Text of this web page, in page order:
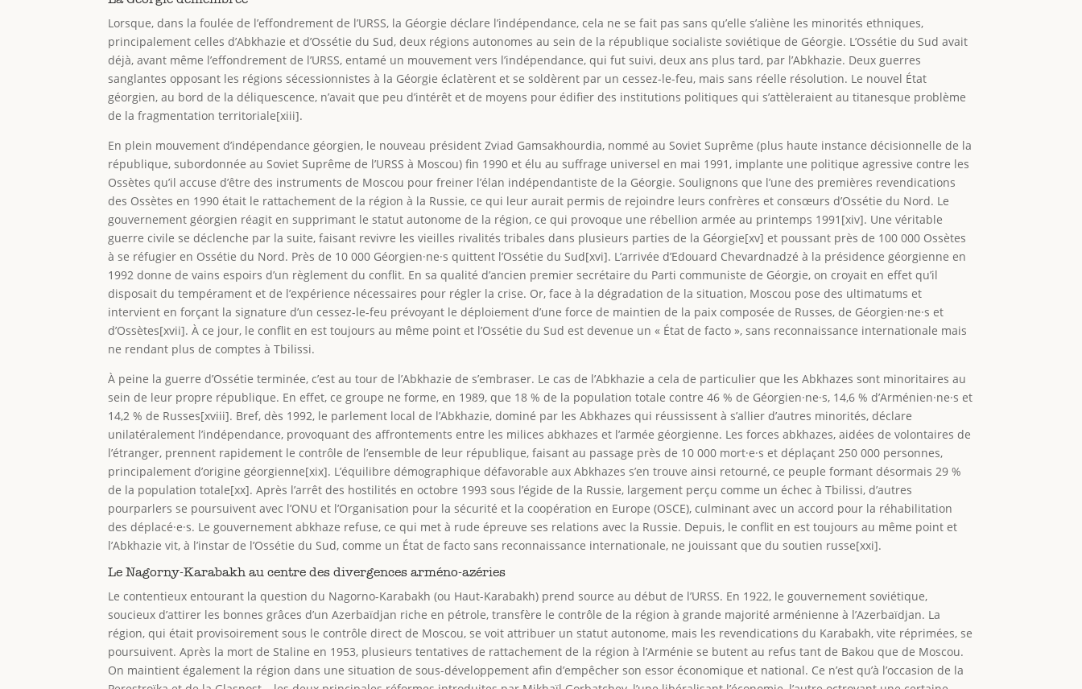
Lorsque, dans la foulée de l’effondrement de l’URSS, la Géorgie déclare l’indépendance, cela ne se fait pas sans qu’elle s’aliène les minorités ethniques,
principalement celles d’Abkhazie et d’Ossétie du Sud, deux régions autonomes au sein de la république socialiste soviétique de Géorgie. L’Ossétie du Sud avait
déjà, avant même l’effondrement de l’URSS, entamé un mouvement vers l’indépendance, qui fut suivi, deux ans plus tard, par l’Abkhazie. Deux guerres
sanglantes opposant les régions sécessionnistes à la Géorgie éclatèrent et se soldèrent par un cessez-le-feu, mais sans réelle résolution. Le nouvel État
géorgien, au bord de la déliquescence, n’avait que peu d’intérêt et de moyens pour édifier des institutions politiques qui s’attèleraient au titanesque problème
de la fragmentation territoriale[xiii].
En plein mouvement d’indépendance géorgien, le nouveau président Zviad Gamsakhourdia, nommé au Soviet Suprême (plus haute instance décisionnelle de la
république, subordonnée au Soviet Suprême de l’URSS à Moscou) fin 1990 et élu au suffrage universel en mai 1991, implante une politique agressive contre les
Ossètes qu’il accuse d’être des instruments de Moscou pour freiner l’élan indépendantiste de la Géorgie. Soulignons que l’une des premières revendications
des Ossètes en 1990 était le rattachement de la région à la Russie, ce qui leur aurait permis de rejoindre leurs confrères et consœurs d’Ossétie du Nord. Le
gouvernement géorgien réagit en supprimant le statut autonome de la région, ce qui provoque une rébellion armée au printemps 1991[xiv]. Une véritable
guerre civile se déclenche par la suite, faisant revivre les vieilles rivalités tribales dans plusieurs parties de la Géorgie[xv] et poussant près de 100 000 Ossètes
à se réfugier en Ossétie du Nord. Près de 10 000 Géorgien·ne·s quittent l’Ossétie du Sud[xvi]. L’arrivée d’Edouard Chevardnadzé à la présidence géorgienne en
1992 donne de vains espoirs d’un règlement du conflit. En sa qualité d’ancien premier secrétaire du Parti communiste de Géorgie, on croyait en effet qu’il
disposait du tempérament et de l’expérience nécessaires pour régler la crise. Or, face à la dégradation de la situation, Moscou pose des ultimatums et
intervient en forçant la signature d’un cessez-le-feu prévoyant le déploiement d’une force de maintien de la paix composée de Russes, de Géorgien·ne·s et
d’Ossètes[xvii]. À ce jour, le conflit en est toujours au même point et l’Ossétie du Sud est devenue un « État de facto », sans reconnaissance internationale mais
ne rendant plus de comptes à Tbilissi.
À peine la guerre d’Ossétie terminée, c’est au tour de l’Abkhazie de s’embraser. Le cas de l’Abkhazie a cela de particulier que les Abkhazes sont minoritaires au
sein de leur propre république. En effet, ce groupe ne forme, en 1989, que 18 % de la population totale contre 46 % de Géorgien·ne·s, 14,6 % d’Arménien·ne·s et
14,2 % de Russes[xviii]. Bref, dès 1992, le parlement local de l’Abkhazie, dominé par les Abkhazes qui réussissent à s’allier d’autres minorités, déclare
unilatéralement l’indépendance, provoquant des affrontements entre les milices abkhazes et l’armée géorgienne. Les forces abkhazes, aidées de volontaires de
l’étranger, prennent rapidement le contrôle de l’ensemble de leur république, faisant au passage près de 10 000 mort·e·s et déplaçant 250 000 personnes,
principalement d’origine géorgienne[xix]. L’équilibre démographique défavorable aux Abkhazes s’en trouve ainsi retourné, ce peuple formant désormais 29 %
de la population totale[xx]. Après l’arrêt des hostilités en octobre 1993 sous l’égide de la Russie, largement perçu comme un échec à Tbilissi, d’autres
pourparlers se poursuivent avec l’ONU et l’Organisation pour la sécurité et la coopération en Europe (OSCE), culminant avec un accord pour la réhabilitation
des déplacé·e·s. Le gouvernement abkhaze refuse, ce qui met à rude épreuve ses relations avec la Russie. Depuis, le conflit en est toujours au même point et
l’Abkhazie vit, à l’instar de l’Ossétie du Sud, comme un État de facto sans reconnaissance internationale, ne jouissant que du soutien russe[xxi].
Le Nagorny-Karabakh au centre des divergences arméno-azéries
Le contentieux entourant la question du Nagorno-Karabakh (ou Haut-Karabakh) prend source au début de l’URSS. En 1922, le gouvernement soviétique,
soucieux d’attirer les bonnes grâces d’un Azerbaïdjan riche en pétrole, transfère le contrôle de la région à grande majorité arménienne à l’Azerbaïdjan. La
région, qui était provisoirement sous le contrôle direct de Moscou, se voit attribuer un statut autonome, mais les revendications du Karabakh, vite réprimées, se
poursuivent. Après la mort de Staline en 1953, plusieurs tentatives de rattachement de la région à l’Arménie se butent au refus tant de Bakou que de Moscou.
On maintient également la région dans une situation de sous-développement afin d’empêcher son essor économique et national. Ce n’est qu’à l’occasion de la